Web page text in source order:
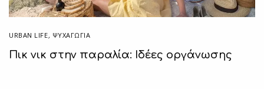
URBAN LIFE, ΨΥΧΑΓΩΓΙΑ
Πικ νικ στην παραλία: Ιδέες οργάνωσης